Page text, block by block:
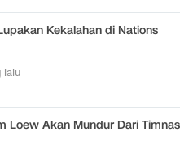
Kekalahan di Nations
lalu
Loew Akan Mundur Dari Timnas